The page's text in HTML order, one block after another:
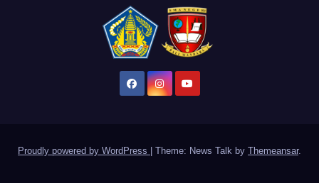
Proudly powered by WordPress Theme: News Talk by Themeansar.